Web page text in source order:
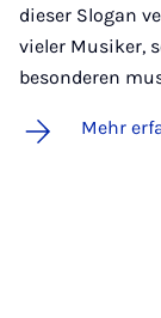
dieser Slogan
vieler Musiker,
besonderen
Mehr